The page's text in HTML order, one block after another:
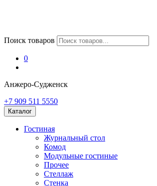
Поиск товаров
0
Анжеро-Судженск
+7 909 511 5550
Каталог
Гостиная
Журнальный стол
Комод
Модульные гостиные
Прочее
Стеллаж
Стенка